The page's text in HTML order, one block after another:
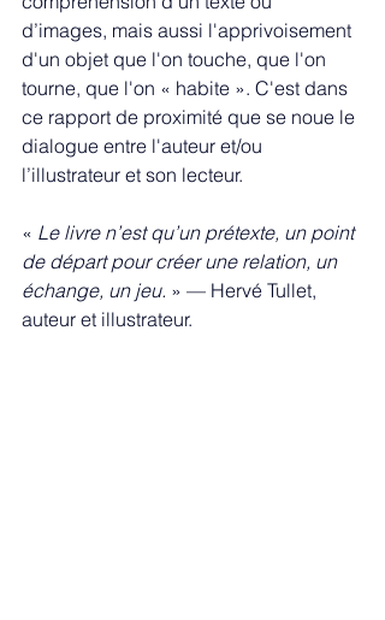
d’images, mais aussi l'apprivoisement
d'un objet que l'on touche, que l'on
tourne, que l'on « habite ». C'est dans
ce rapport de proximité que se noue le
dialogue entre l'auteur et/ou
l’illustrateur et son lecteur.
« Le livre n’est qu’un prétexte, un point
de départ pour créer une relation, un
échange, un jeu. » — Hervé Tullet,
auteur et illustrateur.